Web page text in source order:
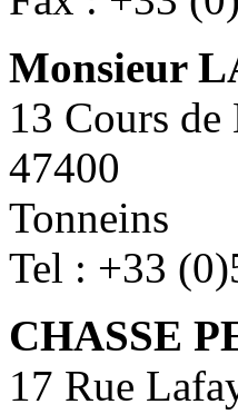
Monsieur
13 Cours de
47400
Tonneins
Tel : +33
CHASSE
17 Rue